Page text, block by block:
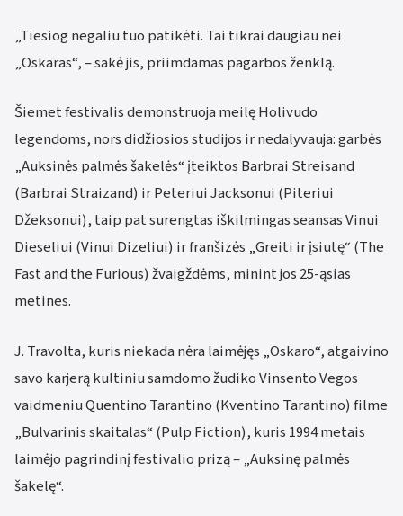
„Tiesiog negaliu tuo patikėti. Tai tikrai daugiau nei
„Oskaras“, – sakė jis, priimdamas pagarbos ženklą.
Šiemet festivalis demonstruoja meilę Holivudo
legendoms, nors didžiosios studijos ir nedalyvauja: garbės
„Auksinės palmės šakelės“ įteiktos Barbrai Streisand
(Barbrai Straizand) ir Peteriui Jacksonui (Piteriui
Džeksonui), taip pat surengtas iškilmingas seansas Vinui
Dieseliui (Vinui Dizeliui) ir franšizės „Greiti ir įsiutę“ (The
Fast and the Furious) žvaigždėms, minint jos 25-ąsias
metines.
J. Travolta, kuris niekada nėra laimėjęs „Oskaro“, atgaivino
savo karjerą kultiniu samdomo žudiko Vinsento Vegos
vaidmeniu Quentino Tarantino (Kventino Tarantino) filme
„Bulvarinis skaitalas“ (Pulp Fiction), kuris 1994 metais
laimėjo pagrindinį festivalio prizą – „Auksinę palmės
šakelę“.